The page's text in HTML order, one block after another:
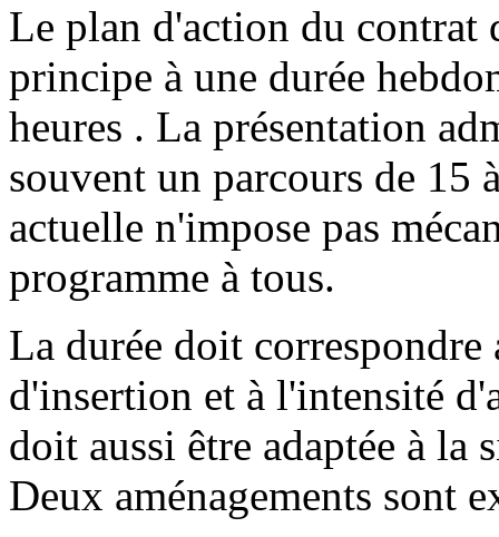
Le plan d'action du contrat
principe à une durée
heures . La présentation
souvent un parcours de 15
actuelle n'impose pas
programme à tous.
La durée doit
d'insertion et à l'intensité
doit aussi être adaptée à
Deux aménagements sont